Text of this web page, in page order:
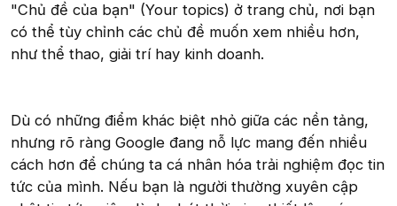
"Chủ đề của bạn" (Your topics) ở trang chủ, nơi bạn
có thể tùy chỉnh các chủ đề muốn xem nhiều hơn,
như thể thao, giải trí hay kinh doanh.
Dù có những điểm khác biệt nhỏ giữa các nền tảng,
nhưng rõ ràng Google đang nỗ lực mang đến nhiều
cách hơn để chúng ta cá nhân hóa trải nghiệm đọc tin
tức của mình. Nếu bạn là người thường xuyên cập